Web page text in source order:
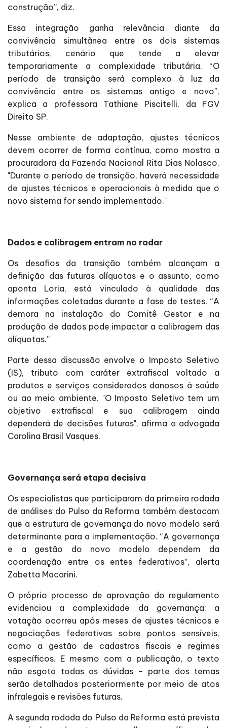
construção”, diz.
Essa integração ganha relevância diante da
convivência simultânea entre os dois sistemas
tributários, cenário que tende a elevar
temporariamente a complexidade tributária. “O
período de transição será complexo à luz da
convivência entre os sistemas antigo e novo”,
explica a professora Tathiane Piscitelli, da FGV
Direito SP.
Nesse ambiente de adaptação, ajustes técnicos
devem ocorrer de forma contínua, como mostra a
procuradora da Fazenda Nacional Rita Dias Nolasco.
"Durante o período de transição, haverá necessidade
de ajustes técnicos e operacionais à medida que o
novo sistema for sendo implementado."
Dados e calibragem entram no radar
Os desafios da transição também alcançam a
definição das futuras alíquotas e o assunto, como
aponta Loria, está vinculado à qualidade das
informações coletadas durante a fase de testes. “A
demora na instalação do Comitê Gestor e na
produção de dados pode impactar a calibragem das
alíquotas.”
Parte dessa discussão envolve o Imposto Seletivo
(IS), tributo com caráter extrafiscal voltado a
produtos e serviços considerados danosos à saúde
ou ao meio ambiente. "O Imposto Seletivo tem um
objetivo extrafiscal e sua calibragem ainda
dependerá de decisões futuras", afirma a advogada
Carolina Brasil Vasques.
Governança será etapa decisiva
Os especialistas que participaram da primeira rodada
de análises do Pulso da Reforma também destacam
que a estrutura de governança do novo modelo será
determinante para a implementação. “A governança
e a gestão do novo modelo dependem da
coordenação entre os entes federativos”, alerta
Zabetta Macarini.
O próprio processo de aprovação do regulamento
evidenciou a complexidade da governança: a
votação ocorreu após meses de ajustes técnicos e
negociações federativas sobre pontos sensíveis,
como a gestão de cadastros fiscais e regimes
específicos. E mesmo com a publicação, o texto
não esgota todas as dúvidas – parte dos temas
serão detalhados posteriormente por meio de atos
infralegais e revisões futuras.
A segunda rodada do Pulso da Reforma está prevista